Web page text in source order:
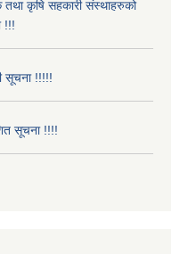
तथा कृषि सहकारी संस्थाहरुको
!!!
सूचना !!!!!
सूचना !!!!